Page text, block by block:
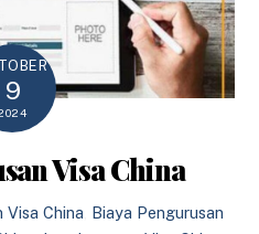
9
Visa China
Visa China Biaya Pengurusan